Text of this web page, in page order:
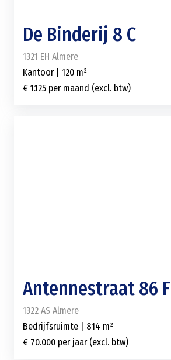
De Binderij 8 C
1321 EH Almere
Kantoor | 120 m²
€ 1.125 per maand (excl. btw)
Antennestraat 86 F
1322 AS Almere
Bedrijfsruimte | 814 m²
€ 70.000 per jaar (excl. btw)